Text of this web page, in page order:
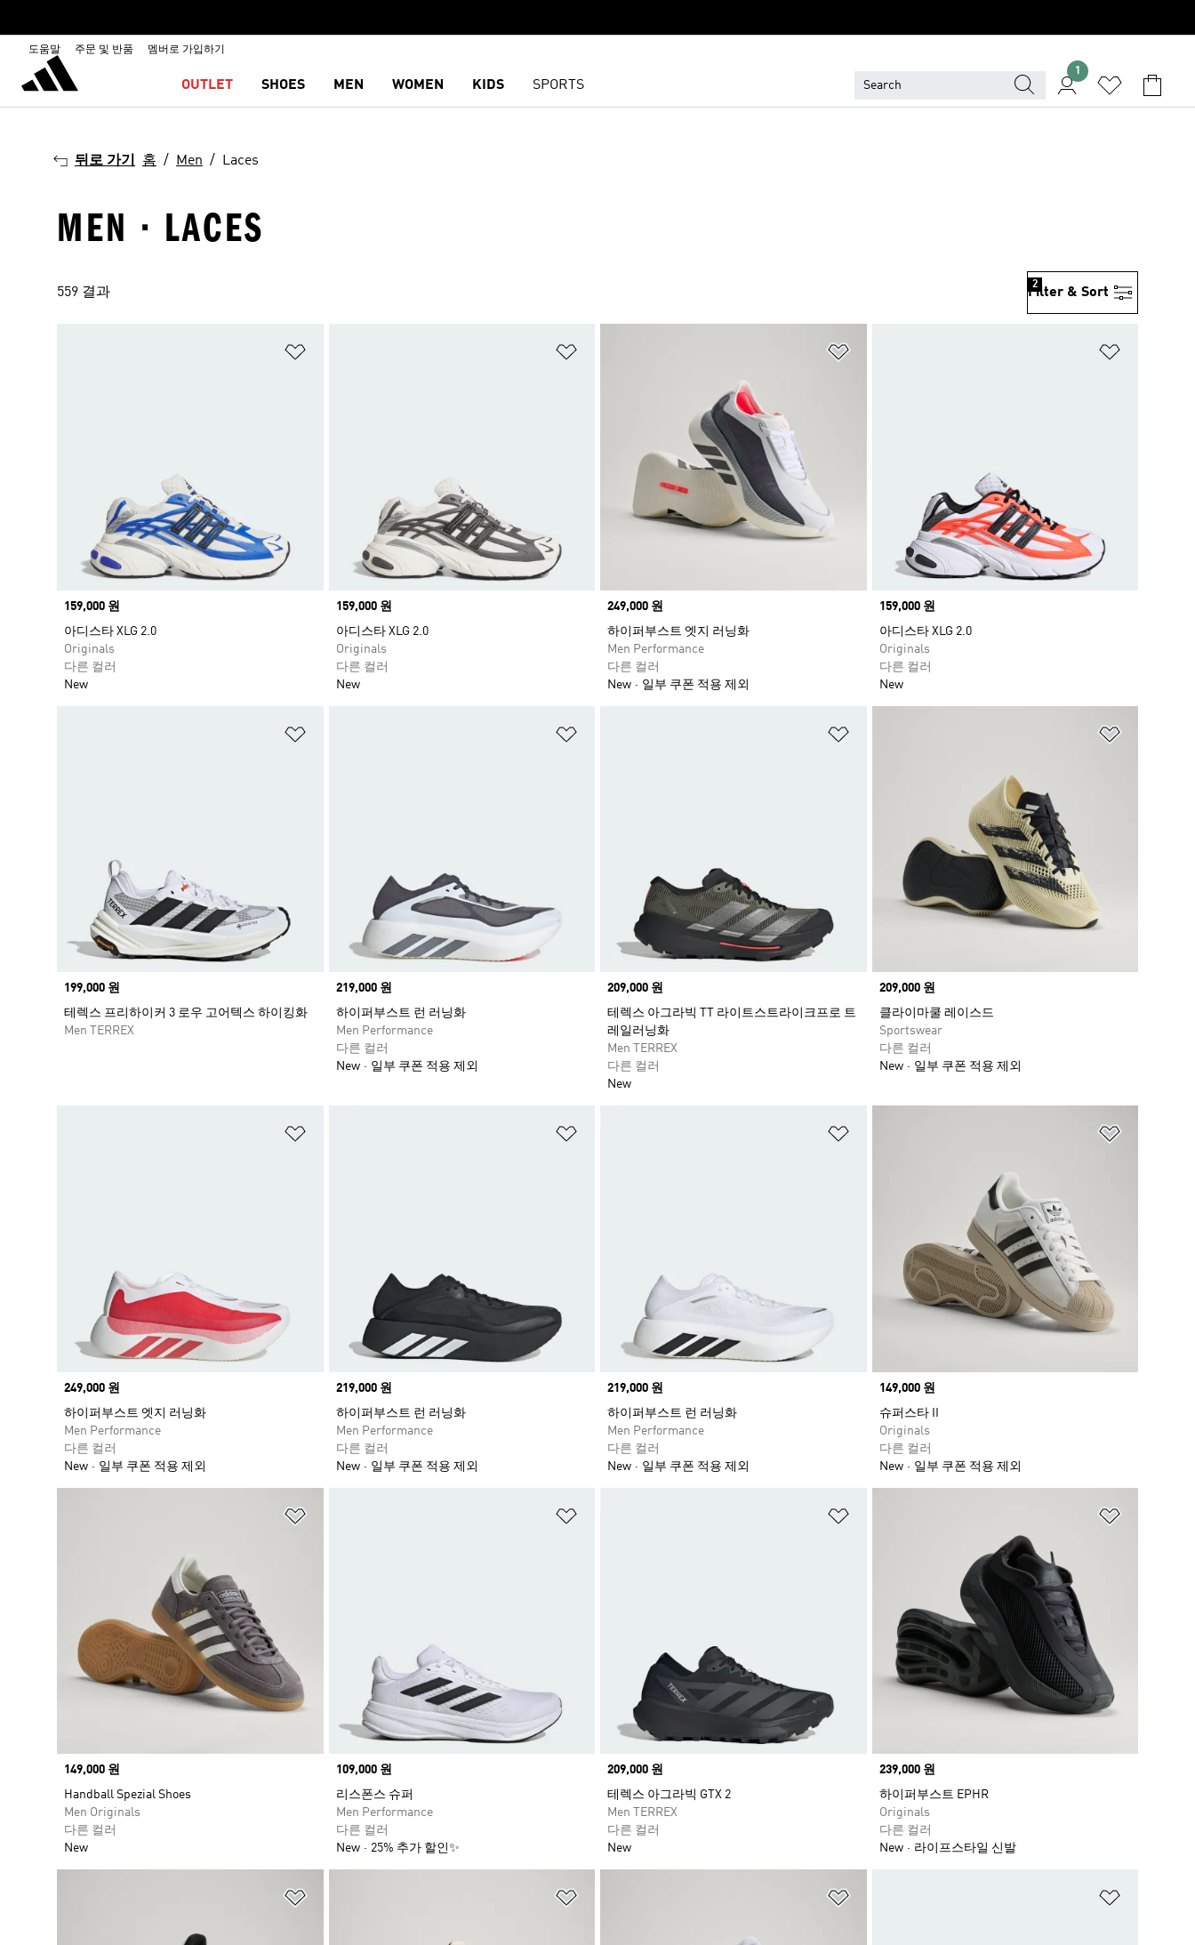
도움말 주문 및 반품 멤버로 가입하기
OUTLET SHOES MEN WOMEN KIDS SPORTS
1
뒤로 가기 홈 Men Laces
MEN · LACES
559 결과 Filter & Sort
2
Price
159,000 원
아디스타 XLG 2.0
Originals
다른 컬러
New
Price
159,000 원
아디스타 XLG 2.0
Originals
다른 컬러
New
Price
249,000 원
하이퍼부스트 엣지 러닝화
Men Performance
다른 컬러
New
일부 쿠폰 적용 제외
Price
159,000 원
아디스타 XLG 2.0
Originals
다른 컬러
New
Price
199,000 원
테렉스 프리하이커 3 로우 고어텍스 하이킹화
Men TERREX
Price
219,000 원
하이퍼부스트 런 러닝화
Men Performance
다른 컬러
New
일부 쿠폰 적용 제외
Price
209,000 원
테렉스 아그라빅 TT 라이트스트라이크프로 트
레일러닝화
Men TERREX
다른 컬러
New
Price
209,000 원
클라이마쿨 레이스드
Sportswear
다른 컬러
New
일부 쿠폰 적용 제외
Price
249,000 원
하이퍼부스트 엣지 러닝화
Men Performance
다른 컬러
New
일부 쿠폰 적용 제외
Price
219,000 원
하이퍼부스트 런 러닝화
Men Performance
다른 컬러
New
일부 쿠폰 적용 제외
Price
219,000 원
하이퍼부스트 런 러닝화
Men Performance
다른 컬러
New
일부 쿠폰 적용 제외
Price
149,000 원
슈퍼스타 II
Originals
다른 컬러
New
일부 쿠폰 적용 제외
Price
149,000 원
Handball Spezial Shoes
Men Originals
다른 컬러
New
Price
109,000 원
리스폰스 슈퍼
Men Performance
다른 컬러
New
25% 추가 할인✨
Price
209,000 원
테렉스 아그라빅 GTX 2
Men TERREX
다른 컬러
New
Price
239,000 원
하이퍼부스트 EPHR
Originals
다른 컬러
New
라이프스타일 신발